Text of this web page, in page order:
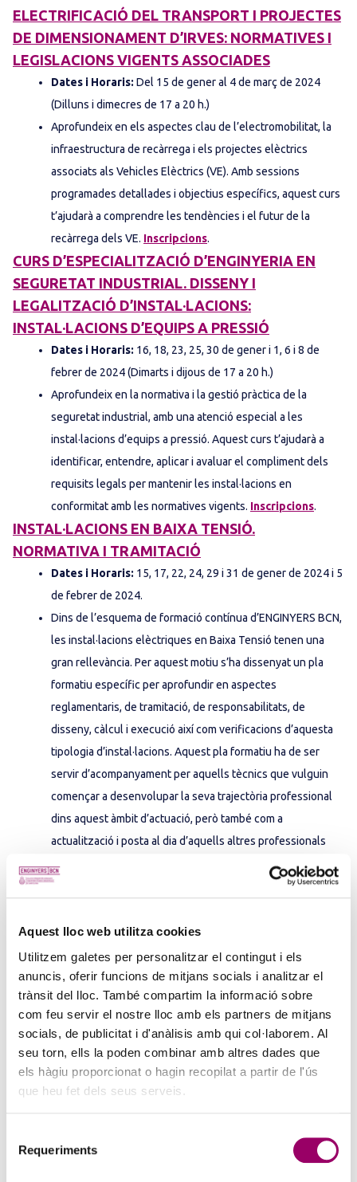
Aquest lloc web utilitza cookies
Utilitzem galetes per personalitzar el contingut i els
anuncis, oferir funcions de mitjans socials i analitzar el
trànsit del lloc. També compartim la informació sobre
com feu servir el nostre lloc amb els partners de mitjans
socials, de publicitat i d'anàlisis amb qui col·laborem. Al
seu torn, ells la poden combinar amb altres dades que
els hàgiu proporcionat o hagin recopilat a partir de l'ús
que heu fet dels seus serveis.
Requeriments
ELECTRIFICACIÓ DEL TRANSPORT I PROJECTES
DE DIMENSIONAMENT D’IRVES: NORMATIVES I
LEGISLACIONS VIGENTS ASSOCIADES
Dates i Horaris: Del 15 de gener al 4 de març de 2024
(Dilluns i dimecres de 17 a 20 h.)
Aprofundeix en els aspectes clau de l’electromobilitat, la
infraestructura de recàrrega i els projectes elèctrics
associats als Vehicles Elèctrics (VE). Amb sessions
programades detallades i objectius específics, aquest curs
t’ajudarà a comprendre les tendències i el futur de la
recàrrega dels VE. Inscripcions.
CURS D’ESPECIALITZACIÓ D’ENGINYERIA EN
SEGURETAT INDUSTRIAL. DISSENY I
LEGALITZACIÓ D’INSTAL·LACIONS:
INSTAL·LACIONS D’EQUIPS A PRESSIÓ
Dates i Horaris: 16, 18, 23, 25, 30 de gener i 1, 6 i 8 de
febrer de 2024 (Dimarts i dijous de 17 a 20 h.)
Aprofundeix en la normativa i la gestió pràctica de la
seguretat industrial, amb una atenció especial a les
instal·lacions d’equips a pressió. Aquest curs t’ajudarà a
identificar, entendre, aplicar i avaluar el compliment dels
requisits legals per mantenir les instal·lacions en
conformitat amb les normatives vigents. Inscripcions.
INSTAL·LACIONS EN BAIXA TENSIÓ.
NORMATIVA I TRAMITACIÓ
Dates i Horaris: 15, 17, 22, 24, 29 i 31 de gener de 2024 i 5
de febrer de 2024.
Dins de l’esquema de formació contínua d’ENGINYERS BCN,
les instal·lacions elèctriques en Baixa Tensió tenen una
gran rellevància. Per aquest motiu s’ha dissenyat un pla
formatiu específic per aprofundir en aspectes
reglamentaris, de tramitació, de responsabilitats, de
disseny, càlcul i execució així com verificacions d’aquesta
tipologia d’instal·lacions. Aquest pla formatiu ha de ser
servir d’acompanyament per aquells tècnics que vulguin
començar a desenvolupar la seva trajectòria professional
dins aquest àmbit d’actuació, però també com a
actualització i posta al dia d’aquells altres professionals
que venen desenvolupant tasques relacionades amb les
instal·lacions de Baixa Tensió. Aquest mòdul és el primer
aprofundir àmpliament en una tipologia d’instal·lacions que
està molt present dins l’àmbit professional dels enginyers
graduats i els enginyers tècnics industrials.Inscripcions
Segon mòdul de la trilogia especialitzada en baixa
tensió.
Tercer mòdul de la trilogia especialitzada en baixa